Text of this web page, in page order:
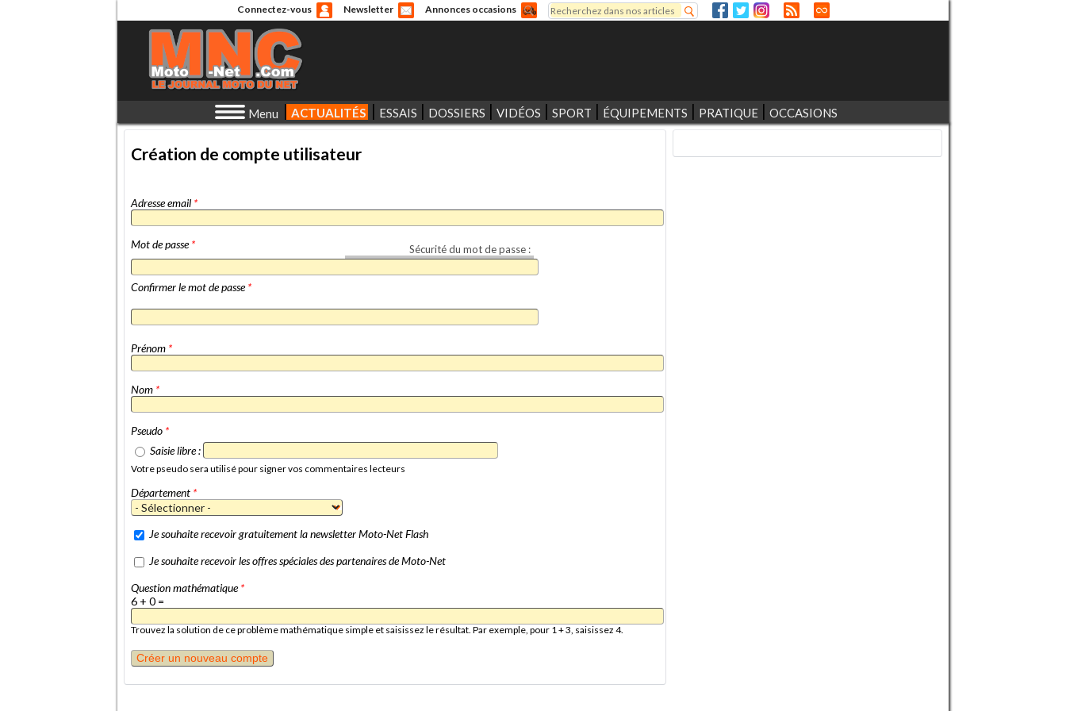
Connectez-vous Newsletter Annonces occasions
Formulaire de recherche
Rechercher
Menu ACTUALITÉS ESSAIS DOSSIERS VIDÉOS SPORT ÉQUIPEMENTS PRATIQUE OCCASIONS
Création de compte utilisateur
Adresse email *
Sécurité du mot de passe :
Mot de passe*
Confirmer le mot de passe*
Prénom *
Nom *
Pseudo *
Saisie libre :
Votre pseudo sera utilisé pour signer vos commentaires lecteurs
Département *
Je souhaite recevoir gratuitement la newsletter Moto-Net Flash
Je souhaite recevoir les offres spéciales des partenaires de Moto-Net
Question mathématique*
6 + 0 =
Trouvez la solution de ce problème mathématique simple et saisissez le résultat. Par exemple, pour 1 + 3, saisissez 4.